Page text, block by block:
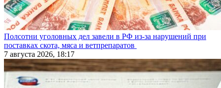
Полсотни уголовных дел завели в РФ из-за нарушений при
поставках скота, мяса и ветпрепаратов
7 августа 2026, 18:17